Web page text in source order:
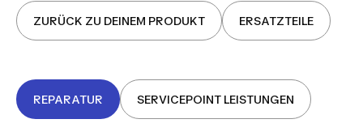
ZURÜCK ZU DEINEM PRODUKT ERSATZTEILE
REPARATUR SERVICEPOINT LEISTUNGEN